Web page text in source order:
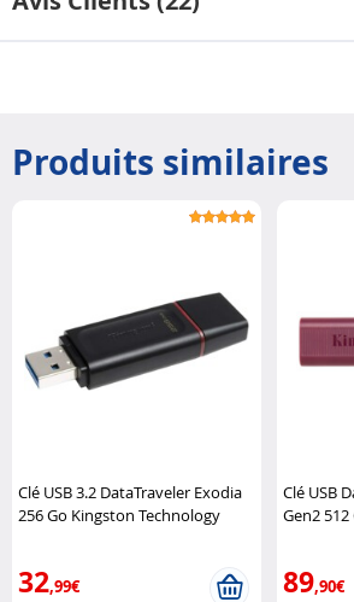
Produits similaires
Clé USB 3.2 DataTraveler Exodia
256 Go Kingston Technology
32,99€
Clé USB
Gen2
89,90€